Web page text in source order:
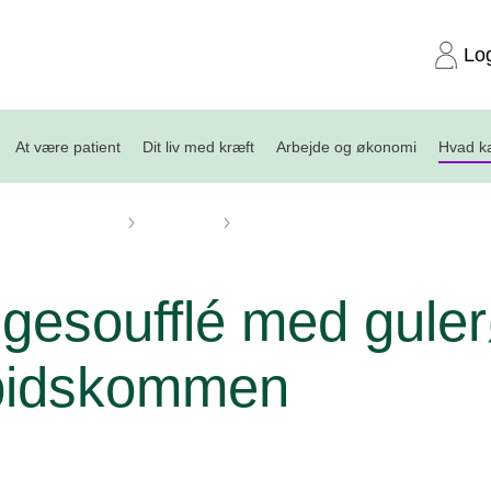
At være patient Dit liv med kræft Arbejde og økonomi Hvad
med